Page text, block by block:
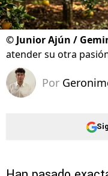
©Junior Ajún /
atender su otra
Por